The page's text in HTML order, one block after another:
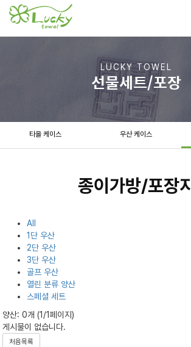
LUCKY TOWEL
선물세트/포장
타올 케이스 우산 케이스
종이가방/포장지
All
1단 우산
2단 우산
3단 우산
골프 우산
열린 분류 양산
스페셜 세트
양산: 0개 (1/1페이지)
게시물이 없습니다.
처음목록